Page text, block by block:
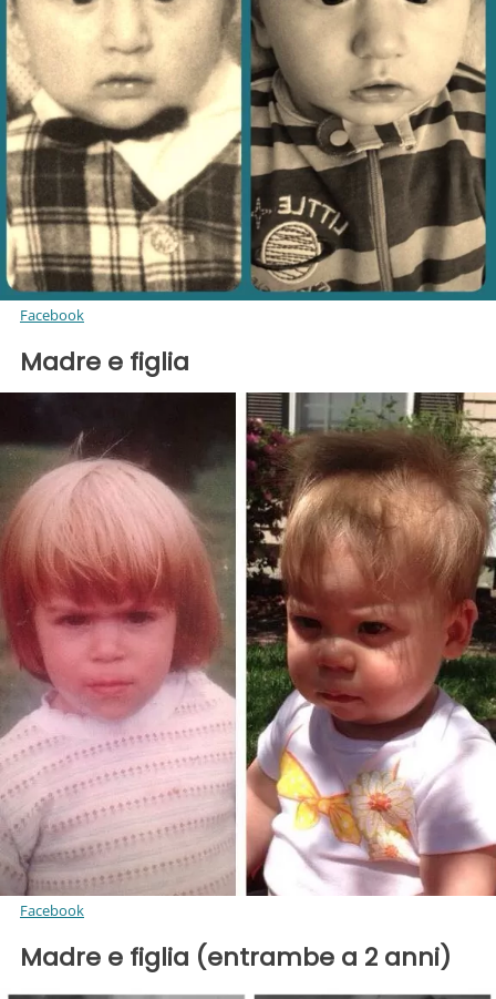
Facebook
Madre e figlia
Facebook
Madre e figlia (entrambe a 2 anni)